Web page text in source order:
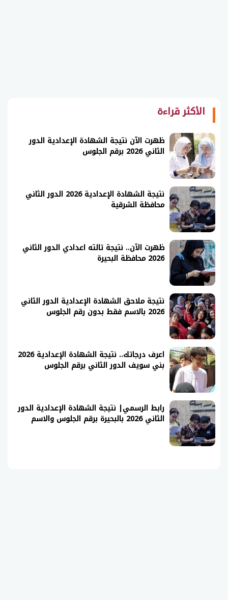
الأكثر قراءة
ظهرت الآن نتيجة الشهادة الإعدادية الدور
الثاني 2026 برقم الجلوس
نتيجة الشهادة الإعدادية 2026 الدور الثاني
محافظة الشرقية
ظهرت الآن.. نتيجة تالته اعدادي الدور الثاني
2026 محافظة البحيرة
نتيجة ملاحق الشهادة الإعدادية الدور الثاني
2026 بالاسم فقط بدون رقم الجلوس
اعرف درجاتك.. نتيجة الشهادة الإعدادية 2026
بني سويف الدور الثاني برقم الجلوس
رابط الرسمي| نتيجة الشهادة الإعدادية الدور
الثاني 2026 بالبحيرة برقم الجلوس والاسم